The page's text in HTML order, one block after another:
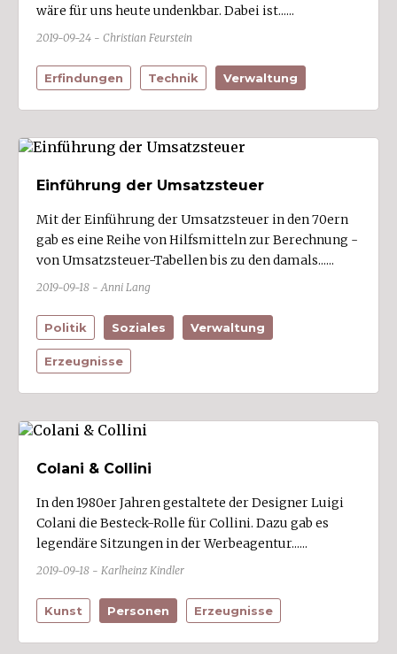
wäre für uns heute undenkbar. Dabei ist......
2019-09-24 - Christian Feurstein
Erfindungen Technik Verwaltung
Einführung der Umsatzsteuer
Mit der Einführung der Umsatzsteuer in den 70ern
gab es eine Reihe von Hilfsmitteln zur Berechnung -
von Umsatzsteuer-Tabellen bis zu den damals......
2019-09-18 - Anni Lang
Politik Soziales Verwaltung
Erzeugnisse
Colani & Collini
In den 1980er Jahren gestaltete der Designer Luigi
Colani die Besteck-Rolle für Collini. Dazu gab es
legendäre Sitzungen in der Werbeagentur......
2019-09-18 - Karlheinz Kindler
Kunst Personen Erzeugnisse